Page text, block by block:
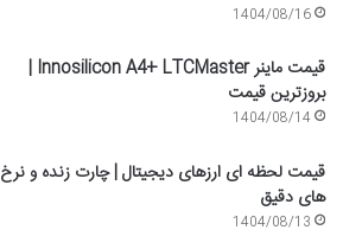
1404/08/16
قیمت ماینر Innosilicon A4+ LTCMaster |
بروزترین قیمت
1404/08/14
قیمت لحظه ای ارزهای دیجیتال | چارت زنده و نرخ
های دقیق
1404/08/13